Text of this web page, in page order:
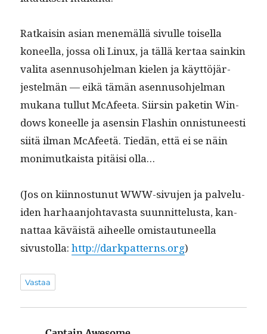
Ratkaisin asian men­emäl­lä sivulle toisel­la
koneel­la, jos­sa oli Lin­ux, ja täl­lä ker­taa sainkin
vali­ta asen­nu­so­hjel­man kie­len ja käyt­töjär­
jestelmän — eikä tämän asen­nu­so­hjel­man
mukana tul­lut McAfee­ta. Siirsin paketin Win­
dows koneelle ja asensin Flashin onnis­tuneesti
siitä ilman McAfeetä. Tiedän, että ei se näin
mon­imutkaista pitäisi olla…
(Jos on kiin­nos­tunut WWW-sivu­jen ja palvelu­
iden harhaan­jo­htavas­ta suun­nit­telus­ta, kan­
nat­taa käväistä aiheelle omis­tau­tuneel­la
sivus­tol­la:http://darkpatterns.org)
Vastaa